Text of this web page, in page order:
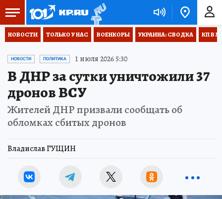
НОВОСТИ ТОЛЬКО У НАС ВОЕНКОРЫ УКРАИНА: СВОДКА КП В
НОВОСТИ ПОЛИТИКА 1 июля 2026 5:30
В ДНР за сутки уничтожили 37
дронов ВСУ
Жителей ДНР призвали сообщать об
обломках сбитых дронов
Владислав ГУЩИН